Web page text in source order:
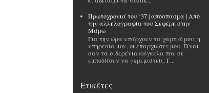
Πρωτοχρονιά του ‘37 | απόσπασμα | Από
την αλληλογραφία του Σεφέρη στην
Μάρω
Για την ώρα υπάρχουν τα χαρτιά μου, η
υπηρεσία μου, οι επαρχιώτες μου. Είναι
σαν τα σιδερένια κάγκελα που σε
εμποδίζουν να γκρεμιστείς. Γ...
Ετικέτες